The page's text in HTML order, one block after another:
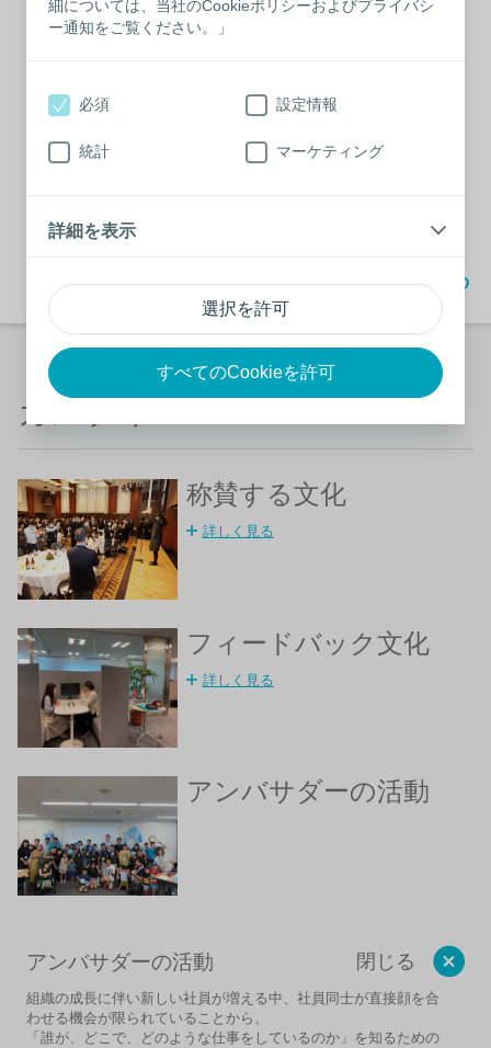
細については、当社のCookieポリシーおよびプライバシ
ー通知をご覧ください。」
選択を許可
すべてのCookieを許可
必須 設定情報
統計 マーケティング
詳細を表示
詳しく見る
TOEIC受験料補助／
TOEIC大台突破アワー
TOPへ戻る
カルチャー
称賛する文化
詳しく見る
フィードバック文化
詳しく見る
アンバサダーの活動
閉じる
アンバサダーの活動
組織の成長に伴い新しい社員が増える中、社員同士が直接顔を合
わせる機会が限られていることから、
「誰が、どこで、どのような仕事をしているのか」を知るための